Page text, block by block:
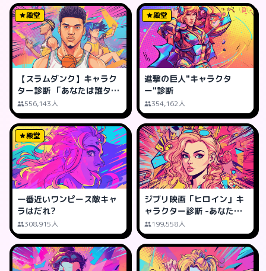
殿堂
【スラムダンク】キャラク
ター診断 「あなたは誰タイ
プ?」
556,143人
殿堂
進撃の巨人"キャラクタ
ー"診断
354,162人
殿堂
一番近いワンピース敵キャ
ラはだれ?
308,915人
ジブリ映画「ヒロイン」キ
ャラクター診断 -あなたは
誰タイプ?
199,558人